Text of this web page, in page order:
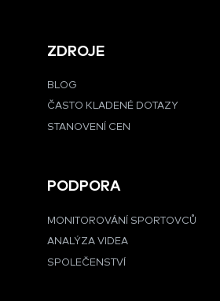
ZDROJE
BLOG
ČASTO KLADENÉ DOTAZY
STANOVENÍ CEN
PODPORA
MONITOROVÁNÍ SPORTOVCŮ
ANALÝZA VIDEA
SPOLEČENSTVÍ